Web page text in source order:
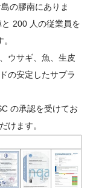
の膠南にありま
200 人の従業員を
ウサギ、魚、生皮
の安定したサプラ
の承認を受けてお
けます。